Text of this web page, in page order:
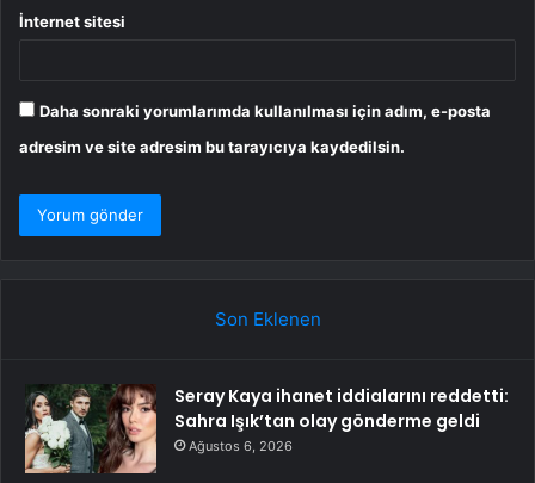
İnternet sitesi
Daha sonraki yorumlarımda kullanılması için adım, e-posta
adresim ve site adresim bu tarayıcıya kaydedilsin.
Son Eklenen
Seray Kaya ihanet iddialarını reddetti:
Sahra Işık’tan olay gönderme geldi
Ağustos 6, 2026